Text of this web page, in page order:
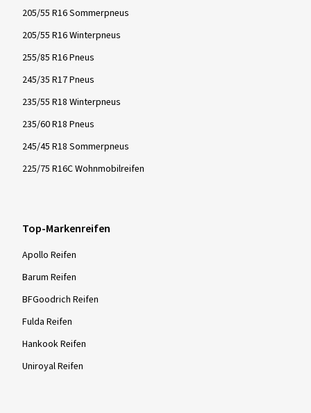
205/55 R16 Sommerpneus
205/55 R16 Winterpneus
255/85 R16 Pneus
245/35 R17 Pneus
235/55 R18 Winterpneus
235/60 R18 Pneus
245/45 R18 Sommerpneus
225/75 R16C Wohnmobilreifen
Top-Markenreifen
Apollo Reifen
Barum Reifen
BFGoodrich Reifen
Fulda Reifen
Hankook Reifen
Uniroyal Reifen